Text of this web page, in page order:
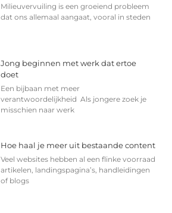
Milieuvervuiling is een groeiend probleem
dat ons allemaal aangaat, vooral in steden
Jong beginnen met werk dat ertoe
doet
Een bijbaan met meer
verantwoordelijkheid Als jongere zoek je
misschien naar werk
Hoe haal je meer uit bestaande content
Veel websites hebben al een flinke voorraad
artikelen, landingspagina’s, handleidingen
of blogs